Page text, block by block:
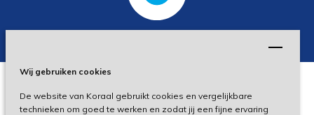
Wij gebruiken cookies
De website van Koraal gebruikt cookies en vergelijkbare
technieken om goed te werken en zodat jij een fijne ervaring
Privacy